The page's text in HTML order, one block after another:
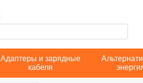
Адаптеры и зарядные
кабеля